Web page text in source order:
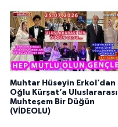
Muhtar Hüseyin Erkol’dan
Oğlu Kürşat’a Uluslararası
Muhteşem Bir Düğün
(VİDEOLU)